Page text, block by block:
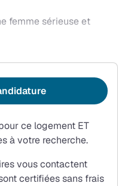
femme sérieuse et
nous pour
ce logement ET
à votre recherche.
vous contactent
certifiées sans frais